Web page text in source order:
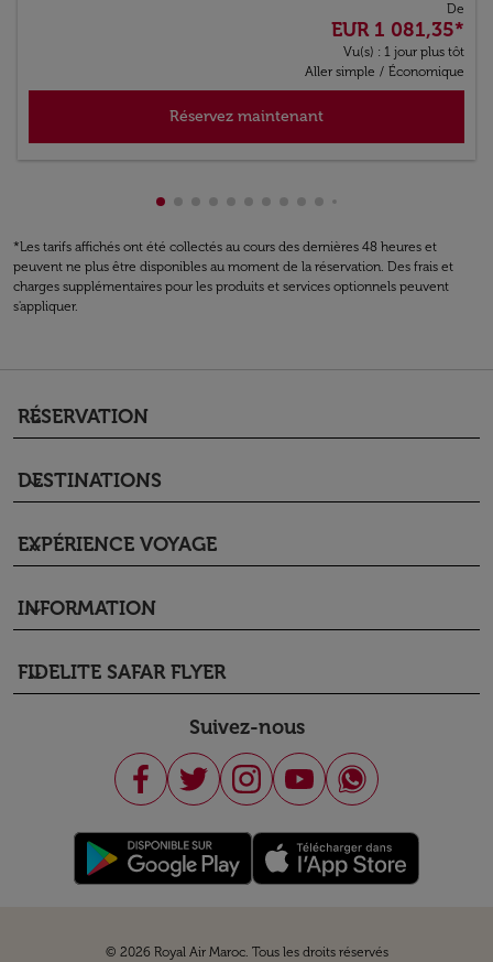
De
EUR 1 081,35*
Vu(s) : 1 jour plus tôt
Aller simple / Économique
Réservez maintenant
Affichage de cmp-pagination-showing-
Affichage de cmp-pagination-
Affichage de cmp-pagination-
Affichage de cmp-pagination-
Affichage de cmp-pagination-
Affichage de cmp-
Affichage de cmp-
Affichage de cmp-
Affichage de cmp-
Affichage de cmp-
*Les tarifs affichés ont été collectés au cours des dernières 48 heures et
peuvent ne plus être disponibles au moment de la réservation. Des frais et
charges supplémentaires pour les produits et services optionnels peuvent
s'appliquer.
RÉSERVATION
keyboard_arrow_down
DESTINATIONS
keyboard_arrow_down
EXPÉRIENCE VOYAGE
keyboard_arrow_down
INFORMATION
keyboard_arrow_down
FIDELITE SAFAR FLYER
keyboard_arrow_down
Suivez-nous
© 2026 Royal Air Maroc. Tous les droits réservés